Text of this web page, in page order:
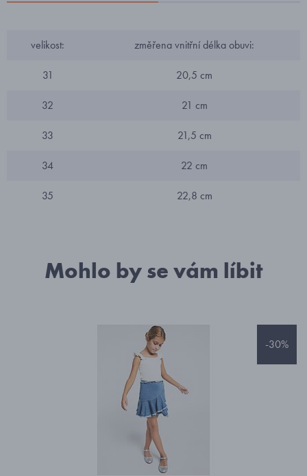
velikost: změřena vnitřní délka obuvi:
31 20,5 cm
32 21 cm
33 21,5 cm
34 22 cm
35 22,8 cm
Mohlo by se vám líbit
-30%